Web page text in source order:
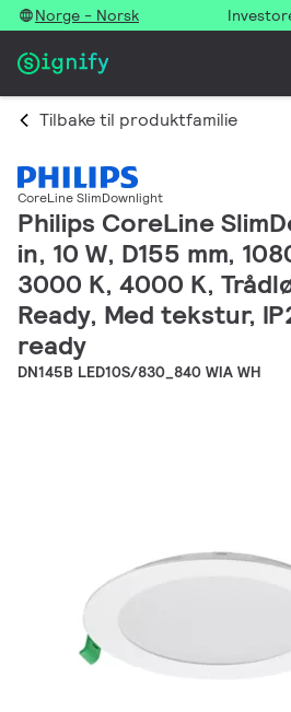
Norge - Norsk
Tilbake til produktfamilie
CoreLine SlimDownlight
Philips CoreLine
in, 10 W, D155 mm,
3000 K, 4000 K,
Ready, Med tekstur,
ready
DN145B LED10S/830_840 WIA WH